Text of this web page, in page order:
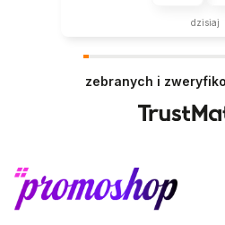
dzisiaj
zebranych i